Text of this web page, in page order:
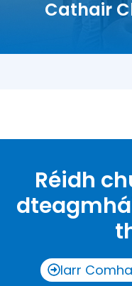
Cathair
Seirbhís
Réidh
Iarr